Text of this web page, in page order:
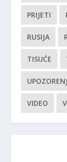
PRIJETI
RUSIJA
TISUĆE
VIDEO